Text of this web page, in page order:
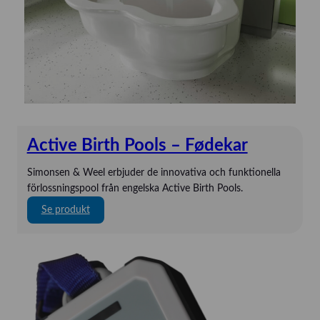
HandyVAQ
Kartsana
Kaya
Mindray
ORSIM
P3 Medical
Quickels
SAM Medical
Strässle
TechniCare
Telic Group
Active Birth Pools – Fødekar
Simonsen & Weel erbjuder de innovativa och funktionella
förlossningspool från engelska Active Birth Pools.
Se produkt:
A
i
v
e